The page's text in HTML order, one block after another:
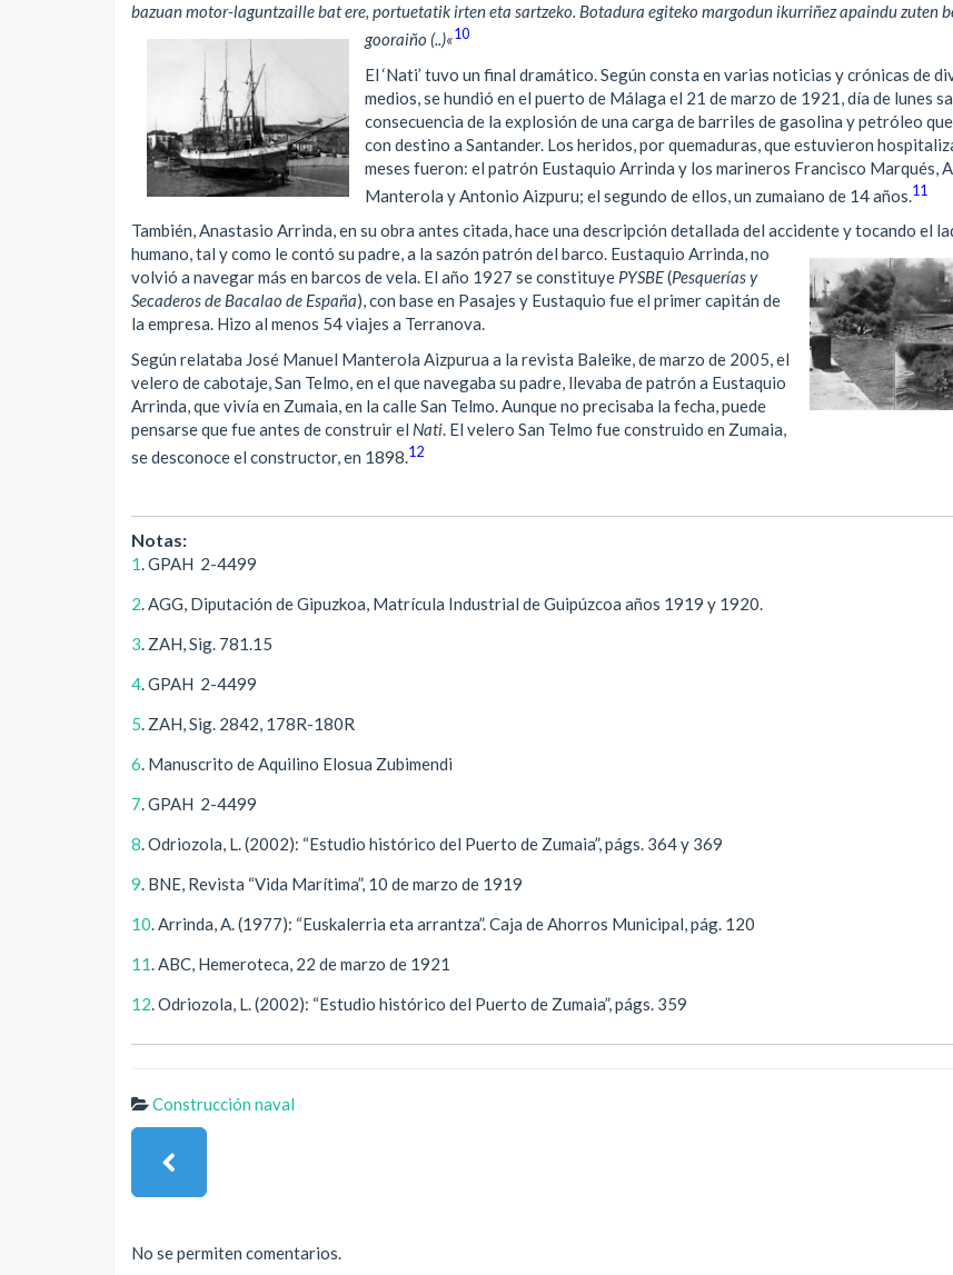
bazuan motor-laguntzaille bat ere, portuetatik irten eta sartzeko. Botadura egiteko margodun ikurriñez apaindu zuten
gooraiño (..)«10
El ‘Nati’ tuvo un final dramático. Según consta en varias noticias y crónicas de
medios, se hundió en el puerto de Málaga el 21 de marzo de 1921, día de lunes
consecuencia de la explosión de una carga de barriles de gasolina y petróleo
con destino a Santander. Los heridos, por quemaduras, que estuvieron
meses fueron: el patrón Eustaquio Arrinda y los marineros Francisco Marqués,
Manterola y Antonio Aizpuru; el segundo de ellos, un zumaiano de 14 años.11
También, Anastasio Arrinda, en su obra antes citada, hace una descripción detallada del accidente y tocando el
humano, tal y como le contó su padre, a la sazón patrón del barco. Eustaquio Arrinda, no
volvió a navegar más en barcos de vela. El año 1927 se constituye PYSBE(Pesquerías y
Secaderos de Bacalao de España), con base en Pasajes y Eustaquio fue el primer capitán de
la empresa. Hizo al menos 54 viajes a Terranova.
Según relataba José Manuel Manterola Aizpurua a la revista Baleike, de marzo de 2005, el
velero de cabotaje, San Telmo, en el que navegaba su padre, llevaba de patrón a Eustaquio
Arrinda, que vivía en Zumaia, en la calle San Telmo. Aunque no precisaba la fecha, puede
pensarse que fue antes de construir el Nati. El velero San Telmo fue construido en Zumaia,
se desconoce el constructor, en 1898.12
Notas:
1. GPAH 2-4499
2. AGG, Diputación de Gipuzkoa, Matrícula Industrial de Guipúzcoa años 1919 y 1920.
3. ZAH, Sig. 781.15
4. GPAH 2-4499
5. ZAH, Sig. 2842, 178R-180R
6. Manuscrito de Aquilino Elosua Zubimendi
7. GPAH 2-4499
8. Odriozola, L. (2002): “Estudio histórico del Puerto de Zumaia”, págs. 364 y 369
9. BNE, Revista “Vida Marítima”, 10 de marzo de 1919
10. Arrinda, A. (1977): “Euskalerria eta arrantza”. Caja de Ahorros Municipal, pág. 120
11. ABC, Hemeroteca, 22 de marzo de 1921
12. Odriozola, L. (2002): “Estudio histórico del Puerto de Zumaia”, págs. 359
Construcción naval
No se permiten comentarios.